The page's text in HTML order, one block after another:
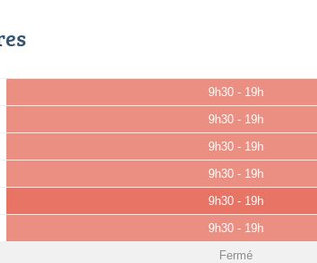
9h30 - 19h
9h30 - 19h
9h30 - 19h
9h30 - 19h
9h30 - 19h
9h30 - 19h
Fermé